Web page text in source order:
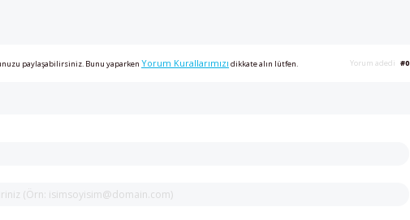
paylaşabilirsiniz. Bunu yaparkenYorum Kurallarımızı dikkate alın lütfen. Yorum adedi #0